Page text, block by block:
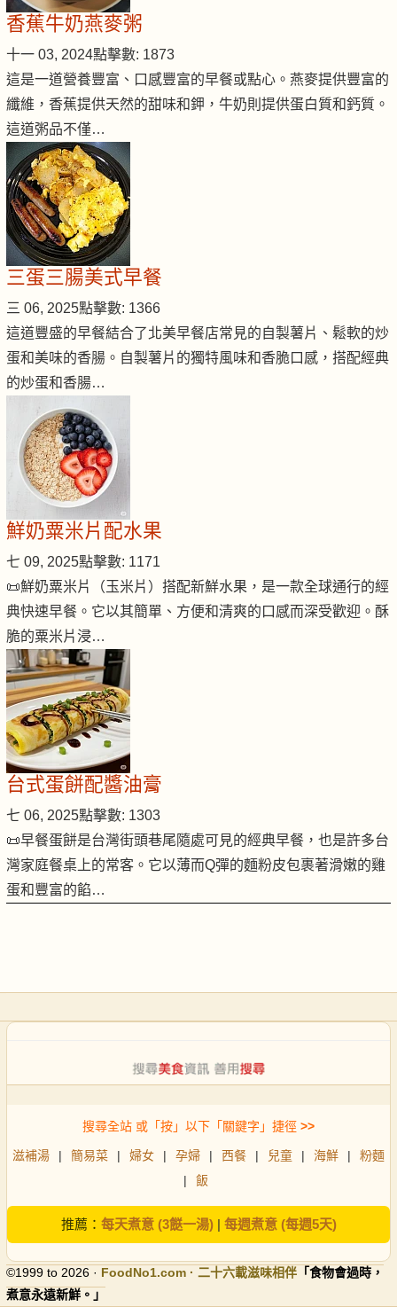
香蕉牛奶燕麥粥
十一 03, 2024點擊數: 1873
這是一道營養豐富、口感豐富的早餐或點心。燕麥提供豐富的
纖維，香蕉提供天然的甜味和鉀，牛奶則提供蛋白質和鈣質。
這道粥品不僅…
三蛋三腸美式早餐
三 06, 2025點擊數: 1366
這道豐盛的早餐結合了北美早餐店常見的自製薯片、鬆軟的炒
蛋和美味的香腸。自製薯片的獨特風味和香脆口感，搭配經典
的炒蛋和香腸…
鮮奶粟米片配水果
七 09, 2025點擊數: 1171
📜鮮奶粟米片（玉米片）搭配新鮮水果，是一款全球通行的經
典快速早餐。它以其簡單、方便和清爽的口感而深受歡迎。酥
脆的粟米片浸…
台式蛋餅配醬油膏
七 06, 2025點擊數: 1303
📜早餐蛋餅是台灣街頭巷尾隨處可見的經典早餐，也是許多台
灣家庭餐桌上的常客。它以薄而Q彈的麵粉皮包裹著滑嫩的雞
蛋和豐富的餡…
搜尋全站 或「按」以下「關鍵字」捷徑 >>
滋補湯 | 簡易菜 | 婦女 | 孕婦 | 西餐 | 兒童 | 海鮮 |
粉麵
|
飯
推薦： 每天煮意 (3餸一湯)| 每週煮意 (每週5天)
©1999 to 2026 · FoodNo1.com · 二十六載滋味相伴 「食物會過時，
煮意永遠新鮮。」